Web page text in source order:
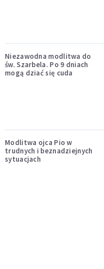
Niezawodna modlitwa do
św. Szarbela. Po 9 dniach
mogą dziać się cuda
Modlitwa ojca Pio w
trudnych i beznadziejnych
sytuacjach